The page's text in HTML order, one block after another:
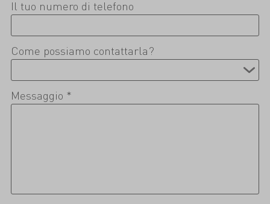
Il tuo numero di telefono
Come possiamo contattarla?
Messaggio *